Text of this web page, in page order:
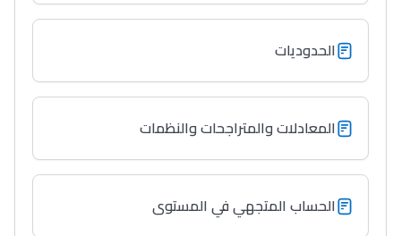
Lycée Maroc
الحدوديات
المعادلات والمتراجحات والنظمات
الحساب المتجهي في المستوى